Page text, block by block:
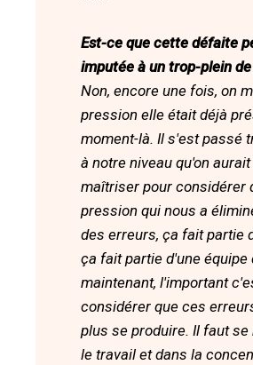
Est-ce que cette défaite
imputée à un trop-plein
Non, encore une fois, on
pression elle était déjà
moment-là. Il s'est passé
à notre niveau qu'on
maîtriser pour considérer
pression qui nous a
des erreurs, ça fait partie
ça fait partie d'une équipe
maintenant, l'important
considérer que ces
plus se produire. Il faut
le travail et dans la